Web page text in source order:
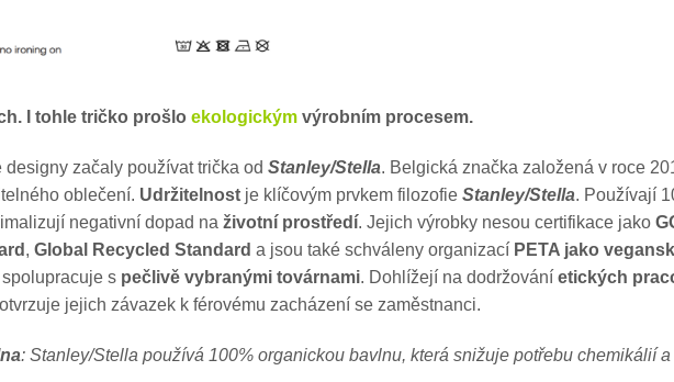
I tohle tričko prošlo ekologickým výrobním procesem.
designy začaly používat trička od Stanley/Stella. Belgická značka založená v roce
oblečení. Udržitelnost je klíčovým prvkem filozofie Stanley/Stella. Používají
negativní dopad na životní prostředí. Jejich výrobky nesou certifikace jako
, Global Recycled Standard a jsou také schváleny organizací PETA jako
spolupracuje s pečlivě vybranými továrnami. Dohlížejí na dodržování etických
jejich závazek k férovému zacházení se zaměstnanci.
: Stanley/Stella používá 100% organickou bavlnu, která snižuje potřebu chemikálií